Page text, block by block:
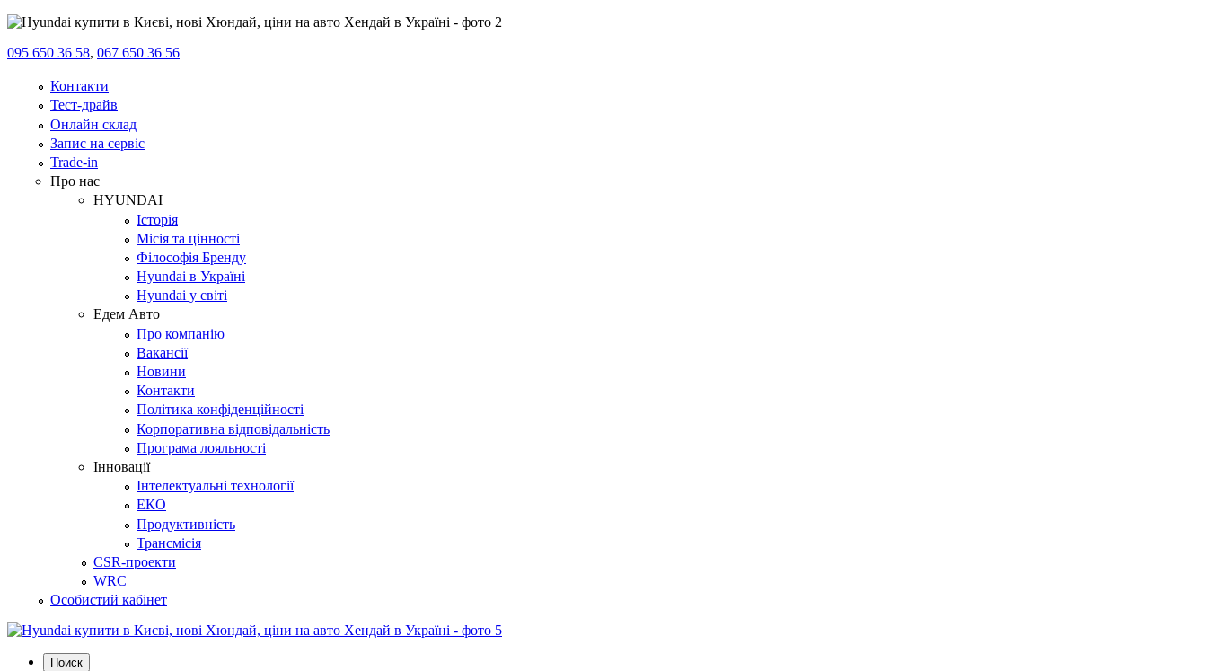
095 650 36 58, 067 650 36 56
Контакти
Тест-драйв
Онлайн склад
Запис на сервіс
Trade-in
Про нас
HYUNDAI
Історія
Місія та цінності
Філософія Бренду
Hyundai в Україні
Hyundai у світі
Едем Авто
Про компанію
Вакансії
Новини
Контакти
Політика конфіденційності
Корпоративна відповідальність
Програма лояльності
Інновації
Інтелектуальні технології
ЕКО
Продуктивність
Трансмісія
CSR-проекти
WRC
Особистий кабінет
Поиск